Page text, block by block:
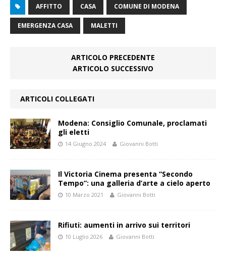
AFFITTO CASA COMUNE DI MODENA
EMERGENZA CASA MALETTI
ARTICOLO PRECEDENTE
ARTICOLO SUCCESSIVO
ARTICOLI COLLEGATI
Modena: Consiglio Comunale, proclamati
gli eletti
14 Giugno 2024 Giovanni Botti
Il Victoria Cinema presenta “Secondo
Tempo”: una galleria d’arte a cielo aperto
10 Marzo 2021 Giovanni Botti
Rifiuti: aumenti in arrivo sui territori
10 Luglio 2026 Giovanni Botti